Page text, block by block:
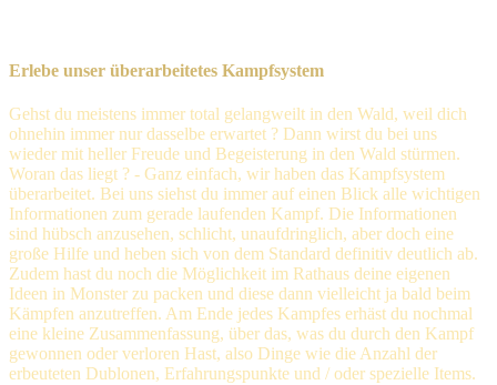
Erlebe unser überarbeitetes Kampfsystem
Gehst du meistens immer total gelangweilt in den Wald, weil dich
ohnehin immer nur dasselbe erwartet ? Dann wirst du bei uns
wieder mit heller Freude und Begeisterung in den Wald stürmen.
Woran das liegt ? - Ganz einfach, wir haben das Kampfsystem
überarbeitet. Bei uns siehst du immer auf einen Blick alle wichtigen
Informationen zum gerade laufenden Kampf. Die Informationen
sind hübsch anzusehen, schlicht, unaufdringlich, aber doch eine
große Hilfe und heben sich von dem Standard definitiv deutlich ab.
Zudem hast du noch die Möglichkeit im Rathaus deine eigenen
Ideen in Monster zu packen und diese dann vielleicht ja bald beim
Kämpfen anzutreffen. Am Ende jedes Kampfes erhäst du nochmal
eine kleine Zusammenfassung, über das, was du durch den Kampf
gewonnen oder verloren Hast, also Dinge wie die Anzahl der
erbeuteten Dublonen, Erfahrungspunkte und / oder spezielle Items.